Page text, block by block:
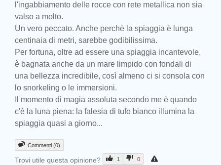
l'ingabbiamento delle rocce con rete metallica non sia
valso a molto.
Un vero peccato. Anche perchè la spiaggia è lunga
centinaia di metri, sarebbe godibilissima.
Per fortuna, oltre ad essere una spiaggia incantevole,
è bagnata anche da un mare limpido con fondali di
una bellezza incredibile, così almeno ci si consola con
lo snorkeling o le immersioni.
Il momento di magia assoluta secondo me è quando
c'è la luna piena: la falesia di tufo bianco illumina la
spiaggia quasi a giorno...
Commenti (0)
Trovi utile questa opinione? 1 0